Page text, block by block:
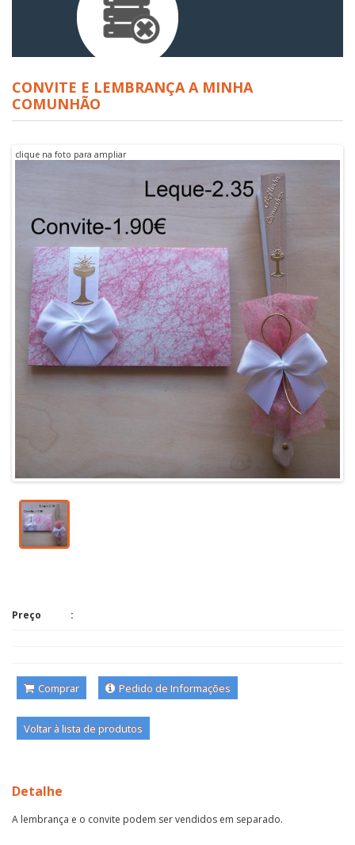
CONVITE E LEMBRANÇA A MINHA
COMUNHÃO
clique na foto para ampliar
Preço
Comprar Pedido de Informações
Voltar à lista de produtos
Detalhe
A lembrança e o convite podem ser vendidos em separado.